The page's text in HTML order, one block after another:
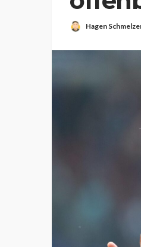
Hagen